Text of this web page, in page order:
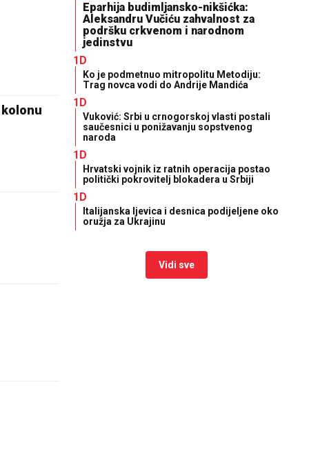
kolonu
Eparhija budimljansko-nikšićka:
Aleksandru Vučiću zahvalnost za
podršku crkvenom i narodnom
jedinstvu
1D
Ko je podmetnuo mitropolitu Metodiju:
Trag novca vodi do Andrije Mandića
1D
Vuković: Srbi u crnogorskoj vlasti postali
saučesnici u ponižavanju sopstvenog
naroda
1D
Hrvatski vojnik iz ratnih operacija postao
politički pokrovitelj blokadera u Srbiji
1D
Italijanska ljevica i desnica podijeljene oko
oružja za Ukrajinu
Vidi sve